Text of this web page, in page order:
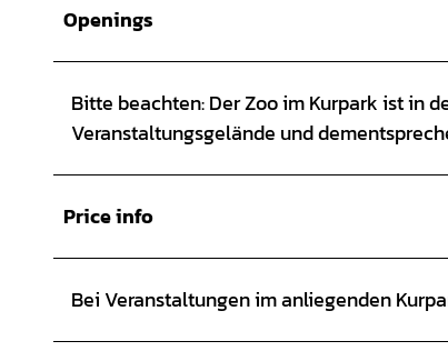
Openings
Bitte beachten: Der Zoo im Kurpark ist in
Veranstaltungsgelände und
Price info
Bei Veranstaltungen im anliegenden